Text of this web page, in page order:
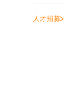
人才招募>